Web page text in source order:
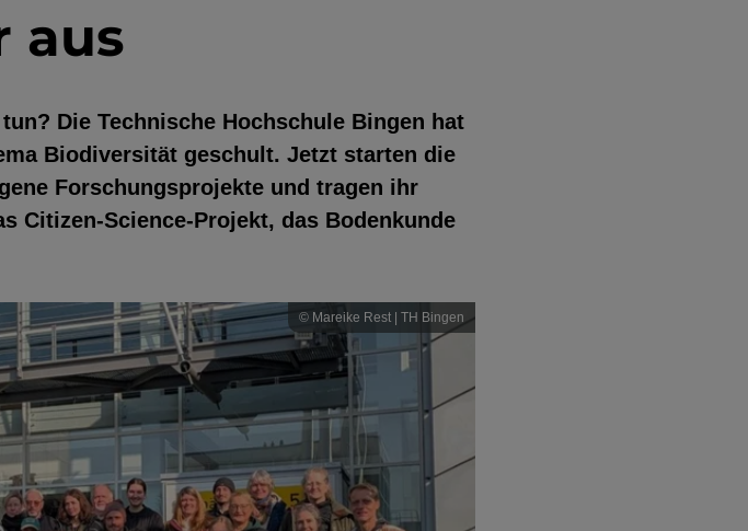
aus
Die Technische Hochschule Bingen hat
Biodiversität geschult. Jetzt starten die
Forschungsprojekte und tragen ihr
Citizen-Science-Projekt, das Bodenkunde
© Mareike Rest | TH Bingen